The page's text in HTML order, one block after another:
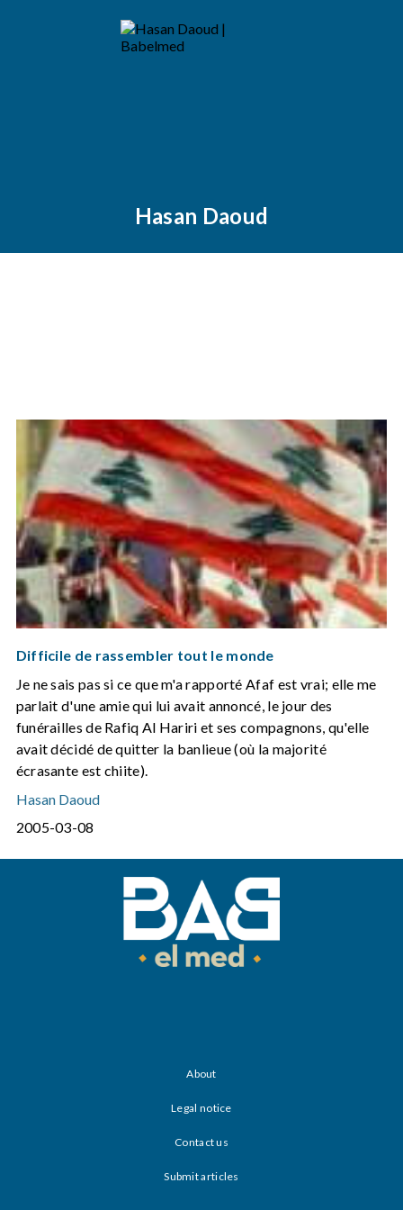
Hasan Daoud
Difficile de rassembler tout le monde
Je ne sais pas si ce que m'a rapporté Afaf est vrai; elle me
parlait d'une amie qui lui avait annoncé, le jour des
funérailles de Rafiq Al Hariri et ses compagnons, qu'elle
avait décidé de quitter la banlieue (où la majorité
écrasante est chiite).
Hasan Daoud
2005-03-08
About
Legal notice
Contact us
Submit articles